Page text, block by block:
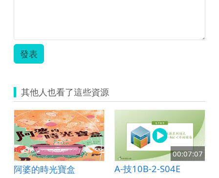
發表
其他人也看了這些資源
阿婆的時光寶盒
00:07:07
A-技10B-2-S04E